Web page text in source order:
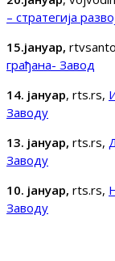
– стратегија
15.јануар,
грађана- Завод
14. јануар, rts.rs,
Заводу
13. јануар, rts.rs,
Заводу
10. јануар, rts.rs,
Заводу